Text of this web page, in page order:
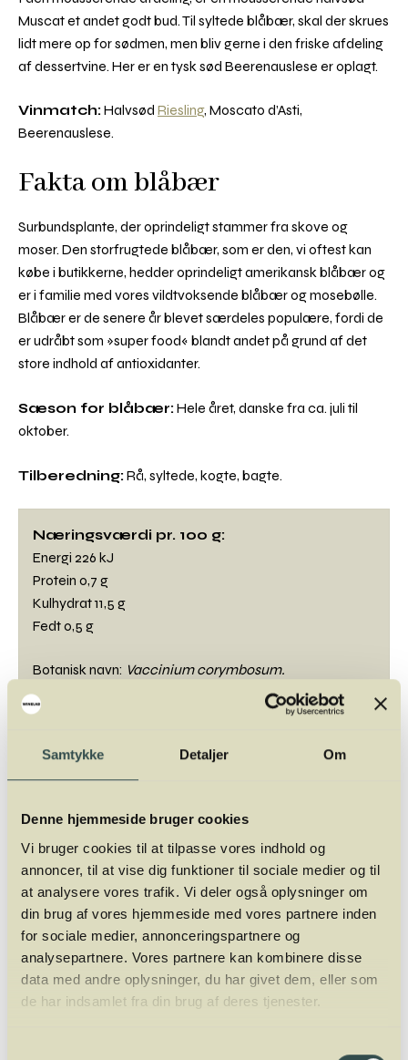
Samtykke Detaljer Om
Denne hjemmeside bruger cookies
Vi bruger cookies til at tilpasse vores indhold og
annoncer, til at vise dig funktioner til sociale medier og til
at analysere vores trafik. Vi deler også oplysninger om
din brug af vores hjemmeside med vores partnere inden
for sociale medier, annonceringspartnere og
analysepartnere. Vores partnere kan kombinere disse
data med andre oplysninger, du har givet dem, eller som
de har indsamlet fra din brug af deres tjenester.
Muscat et andet godt bud. Til syltede blåbær, skal der skrues
lidt mere op for sødmen, men bliv gerne i den friske afdeling
af dessertvine. Her er en tysk sød Beerenauslese er oplagt.
Vinmatch:Halvsød Riesling, Moscato d’Asti,
Beerenauslese.
Fakta om blåbær
Surbundsplante, der oprindeligt stammer fra skove og
moser. Den storfrugtede blåbær, som er den, vi oftest kan
købe i butikkerne, hedder oprindeligt amerikansk blåbær og
er i familie med vores vildtvoksende blåbær og mosebølle.
Blåbær er de senere år blevet særdeles populære, fordi de
er udråbt som »super food« blandt andet på grund af det
store indhold af antioxidanter.
Sæson for blåbær:Hele året, danske fra ca. juli til
oktober.
Tilberedning:Rå, syltede, kogte, bagte.
Næringsværdi pr. 100 g:
Energi 226 kJ
Protein 0,7 g
Kulhydrat 11,5 g
Fedt 0,5 g
Botanisk navn: Vaccinium corymbosum.
Engelsk: Blueberries.
Tysk: Blaubeeren.
Mads Jordansen
Mads Jordansen har en stor og bred
vinerfaring fra +20 år i branchen. Først som
vinimportør, så wine writer og nu fuldtids
underviser og ejer af Winelab Academy. Han
er tidligere underviser af sommelierer i Aarhus
og København på Dansk Sommelier
Uddannelse. Oveni er han director for